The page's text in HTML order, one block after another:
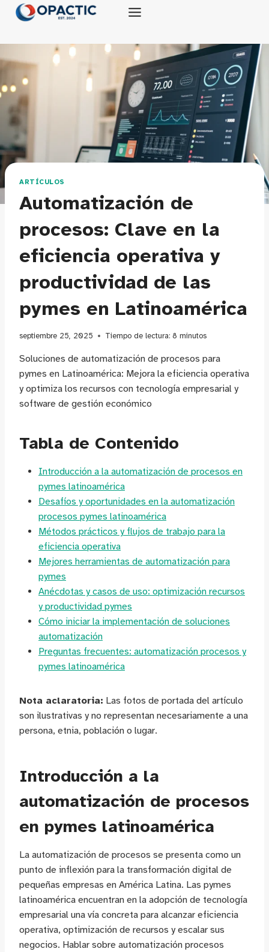
Saltar
ARTÍCULOS
Automatización de
procesos: Clave en la
eficiencia operativa y
productividad de las
pymes en Latinoamérica
septiembre 25, 2025 Tiempo de lectura: 8 minutos
Soluciones de automatización de procesos para
pymes en Latinoamérica: Mejora la eficiencia operativa
y optimiza los recursos con tecnología empresarial y
software de gestión económico
Tabla de Contenido
Introducción a la automatización de procesos en
pymes latinoamérica
Desafíos y oportunidades en la automatización
procesos pymes latinoamérica
Métodos prácticos y flujos de trabajo para la
eficiencia operativa
Mejores herramientas de automatización para
pymes
Anécdotas y casos de uso: optimización recursos
y productividad pymes
Cómo iniciar la implementación de soluciones
automatización
Preguntas frecuentes: automatización procesos y
pymes latinoamérica
Nota aclaratoria: Las fotos de portada del artículo
son ilustrativas y no representan necesariamente a una
persona, etnia, población o lugar.
Introducción a la
automatización de procesos
en pymes latinoamérica
La automatización de procesos se presenta como un
punto de inflexión para la transformación digital de
pequeñas empresas en América Latina. Las pymes
latinoamérica encuentran en la adopción de tecnología
empresarial una vía concreta para alcanzar eficiencia
operativa, optimización de recursos y escalar sus
negocios. Hablar sobre automatización procesos